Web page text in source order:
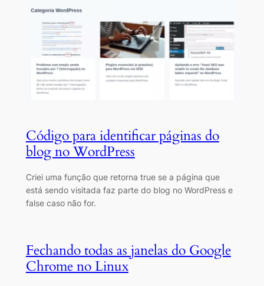
Código para identificar páginas do
blog no WordPress
Criei uma função que retorna true se a página que
está sendo visitada faz parte do blog no WordPress e
false caso não for.
Fechando todas as janelas do Google
Chrome no Linux